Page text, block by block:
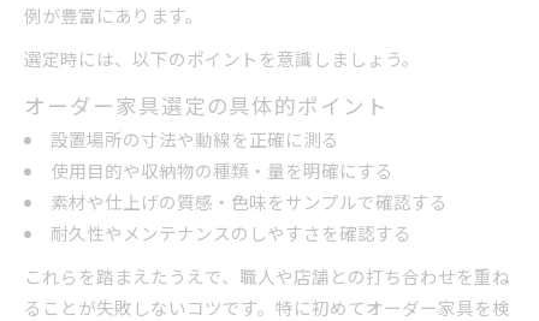
例が豊富にあります。
選定時には、以下のポイントを意識しましょう。
オーダー家具選定の具体的ポイント
設置場所の寸法や動線を正確に測る
使用目的や収納物の種類・量を明確にする
素材や仕上げの質感・色味をサンプルで確認する
耐久性やメンテナンスのしやすさを確認する
これらを踏まえたうえで、職人や店舗との打ち合わせを重ね
ることが失敗しないコツです。特に初めてオーダー家具を検